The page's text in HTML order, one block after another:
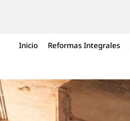
Inicio Reformas Integrales